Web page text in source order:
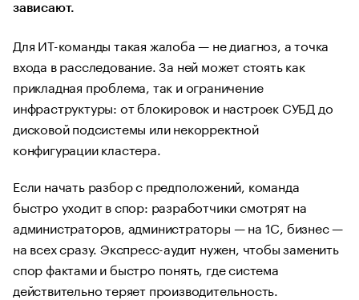
зависают.
Для ИТ-команды такая жалоба — не диагноз, а точка
входа в расследование. За ней может стоять как
прикладная проблема, так и ограничение
инфраструктуры: от блокировок и настроек СУБД до
дисковой подсистемы или некорректной
конфигурации кластера.
Если начать разбор с предположений, команда
быстро уходит в спор: разработчики смотрят на
администраторов, администраторы — на 1С, бизнес —
на всех сразу. Экспресс-аудит нужен, чтобы заменить
спор фактами и быстро понять, где система
действительно теряет производительность.